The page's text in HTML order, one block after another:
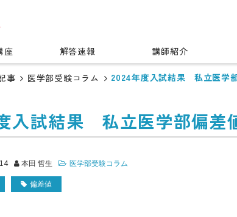
座 解答速報 講師紹介
事 医学部受験コラム 2024年度入試結果 私立医学
入試結果 私立医学部偏差
本田 哲生 医学部受験コラム
偏差値